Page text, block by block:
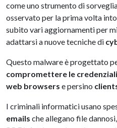
come uno strumento di
osservato per la prima volta
subito vari aggiornamenti per
adattarsi a nuove tecniche di
Questo malware è progettato
compromettere le
web browsers e persino
I criminali informatici usano
emails che allegano file